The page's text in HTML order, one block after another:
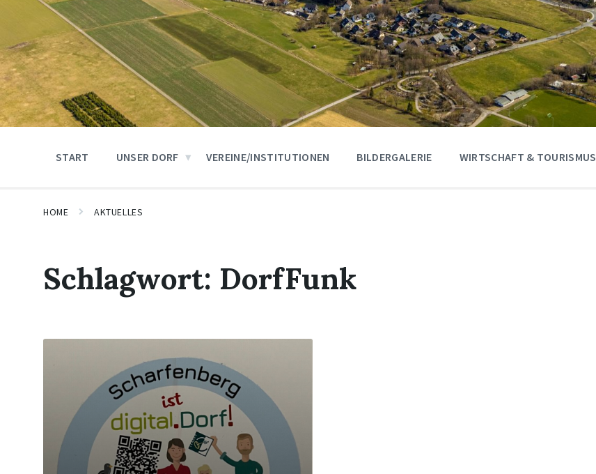
START UNSER DORF VEREINE/INSTITUTIONEN BILDERGALERIE WIRTSCHAFT & TOURISMUS
HOME AKTUELLES
Schlagwort: DorfFunk
Mehr